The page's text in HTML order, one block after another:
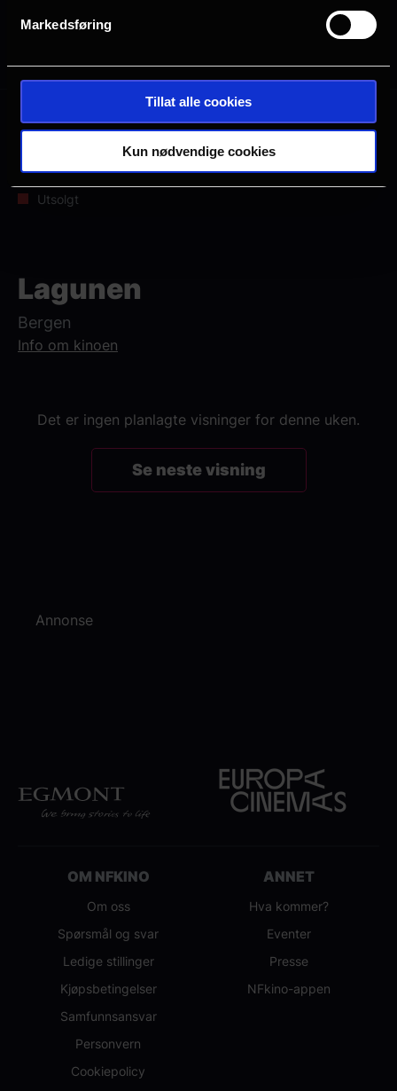
Markedsføring
Tillat alle cookies
Kun nødvendige cookies
Lagunen
Bergen
Info om kinoen
Det er ingen planlagte visninger for denne uken.
Se neste visning
Mange ledige plasser
Få ledige plasser
Veldig få ledige plasser
Utsolgt
Annonse
OM NFKINO
Om oss
Spørsmål og svar
Ledige stillinger
Kjøpsbetingelser
Samfunnsansvar
Personvern
Cookiepolicy
ANNET
Hva kommer?
Eventer
Presse
NFkino-appen